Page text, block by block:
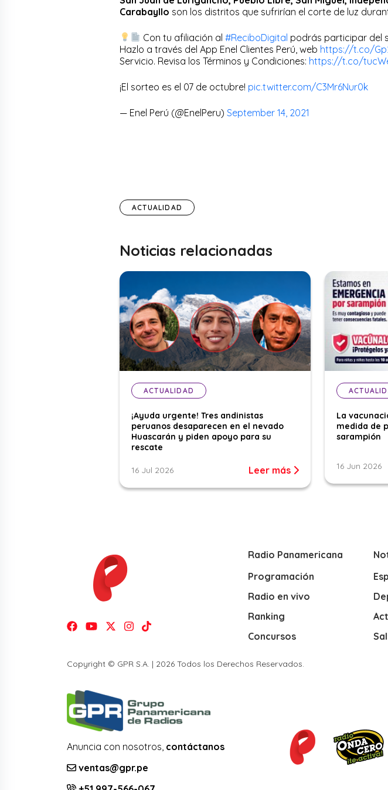
Carabayllo son los distritos que sufrirían el corte de luz
Con tu afiliación al#ReciboDigital podrás participar del
Hazlo a través del App Enel Clientes Perú, web https://t.co/
Servicio. Revisa los Términos y Condiciones: https://t.co/
¡El sorteo es el 07 de octubre! pic.twitter.com/C3Mr6Nur0k
— Enel Perú (@EnelPeru) September 14, 2021
ACTUALIDAD
Noticias relacionadas
ACTUALIDAD
¡Ayuda urgente! Tres andinistas
peruanos desaparecen en el nevado
Huascarán y piden apoyo para su
rescate
16 Jul 2026 Leer más
La
medida de
sarampión
16 Jun 2026
Radio Panamericana
Programación
Radio en vivo
Ranking
Concursos
Copyright © GPR S.A. | 2026 Todos los Derechos Reservados.
Anuncia con nosotros, contáctanos
ventas@gpr.pe